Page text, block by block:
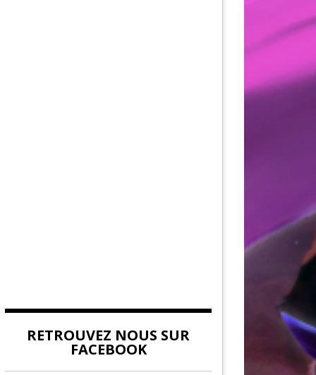
DE LA FORCE
DE DEVILDOM
RETROUVEZ NOUS SUR
FACEBOOK